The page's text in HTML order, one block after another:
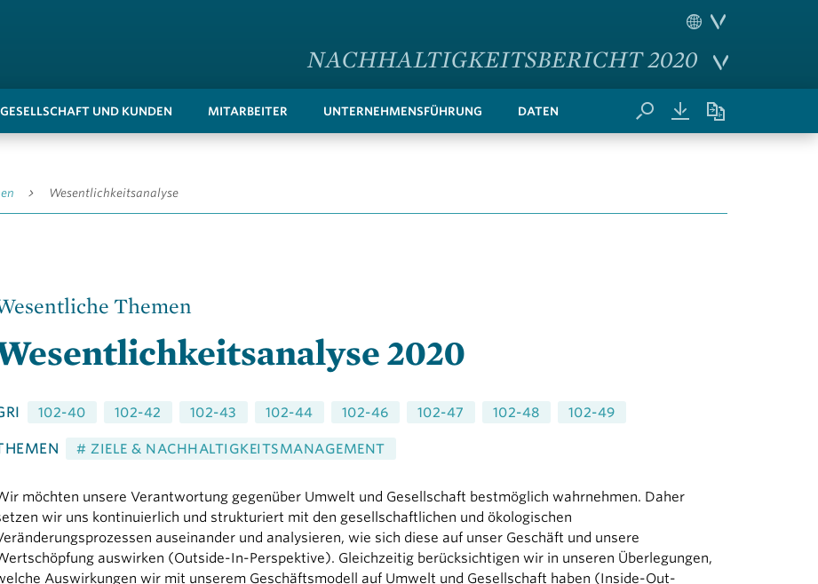
NACHHALTIGKEITSBERICHT 2020
GESELLSCHAFT UND KUNDEN MITARBEITER UNTERNEHMENS­FÜHRUNG DATEN
Wesentlichkeitsanalyse
Themen
2020
102-40 102-42 102-43 102-44 102-46 102-47 102-48 102-49
# ZIELE & NACHHALTIGKEITSMANAGEMENT
möchten unsere Verantwortung gegenüber Umwelt und Gesellschaft bestmöglich wahrnehmen. Daher
wir uns kontinuierlich und strukturiert mit den gesellschaftlichen und ökologischen
auseinander und analysieren, wie sich diese auf unser Geschäft und unsere
auswirken (Outside-In-Perspektive). Gleichzeitig berücksichtigen wir in unseren Überlegungen,
Auswirkungen wir mit unserem Geschäftsmodell auf Umwelt und Gesellschaft haben (Inside-Out-